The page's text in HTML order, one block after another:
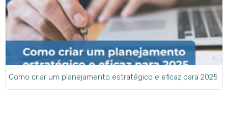
Como criar um planejamento estratégico e eficaz para 2025